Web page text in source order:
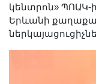
«Գիտության
հանդես
կենտրոն»
Երևանի